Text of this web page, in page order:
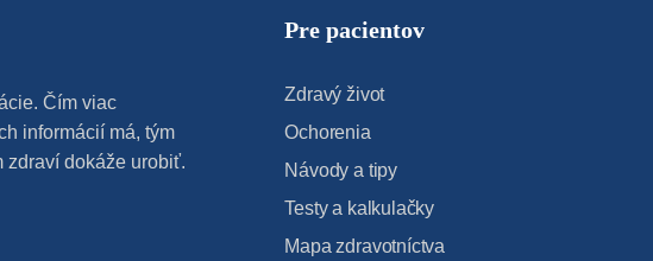
Čím viac
informácií má, tým
zdraví dokáže urobiť.
Pre pacientov
Zdravý život
Ochorenia
Návody a tipy
Testy a kalkulačky
Mapa zdravotníctva